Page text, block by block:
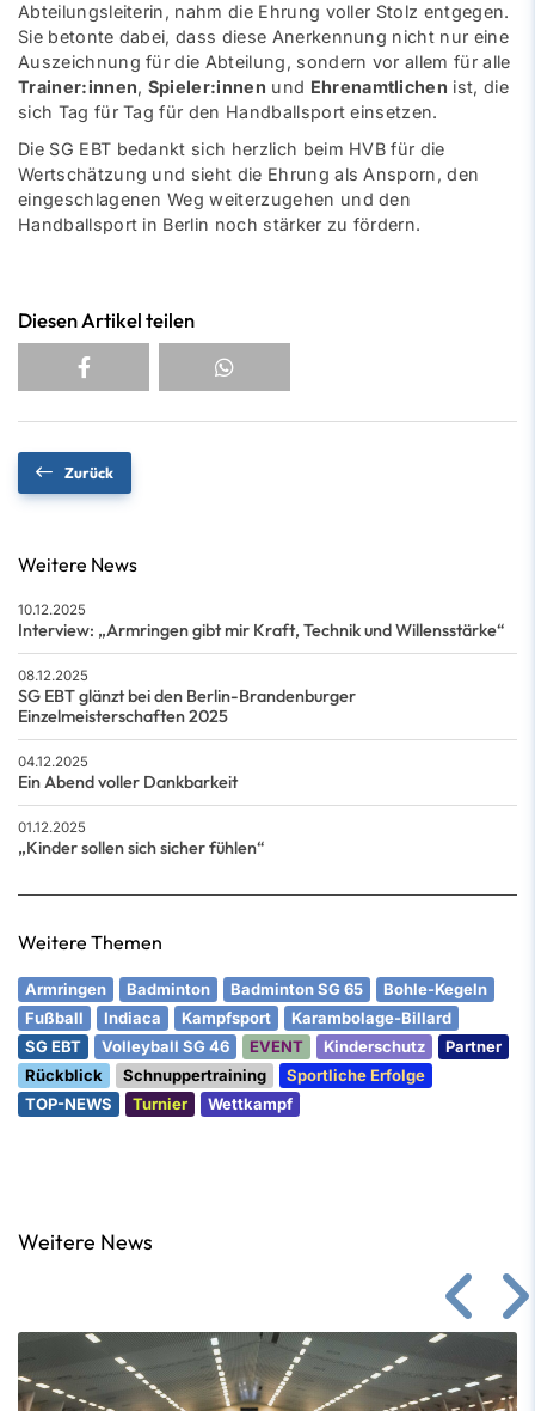
Abteilungsleiterin, nahm die Ehrung voller Stolz entgegen.
Sie betonte dabei, dass diese Anerkennung nicht nur eine
Auszeichnung für die Abteilung, sondern vor allem für alle
Trainer:innen, Spieler:innen und Ehrenamtlichen ist, die
sich Tag für Tag für den Handballsport einsetzen.
Die SG EBT bedankt sich herzlich beim HVB für die
Wertschätzung und sieht die Ehrung als Ansporn, den
eingeschlagenen Weg weiterzugehen und den
Handballsport in Berlin noch stärker zu fördern.
Diesen Artikel teilen
Zurück
Weitere News
10.12.2025
Interview: „Armringen gibt mir Kraft, Technik und Willensstärke“
08.12.2025
SG EBT glänzt bei den Berlin-Brandenburger
Einzelmeisterschaften 2025
04.12.2025
Ein Abend voller Dankbarkeit
01.12.2025
„Kinder sollen sich sicher fühlen“
Weitere Themen
Armringen Badminton Badminton SG 65
Bohle-Kegeln
Fußball
Indiaca Kampfsport
Karambolage-Billard
SG EBT
Volleyball SG 46 EVENT Kinderschutz
Partner
Rückblick
Schnuppertraining
Sportliche Erfolge
TOP-NEWS
Turnier Wettkampf
Weitere News